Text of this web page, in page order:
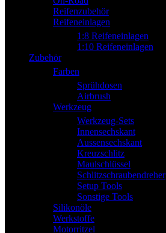
Reifenzubehör
Reifeneinlagen
1:8 Reifeneinlagen
1:10 Reifeneinlagen
Zubehör
Farben
Sprühdosen
Airbrush
Werkzeug
Werkzeug-Sets
Innensechskant
Aussensechskant
Kreuzschlitz
Maulschlüssel
Schlitzschraubendreher
Setup Tools
Sonstige Tools
Silikonöle
Werkstoffe
Motorritzel